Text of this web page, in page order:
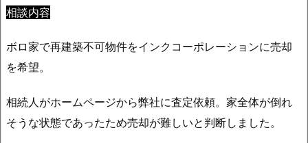
相談内容
ボロ家で再建築不可物件をインクコーポレーションに売却
を希望。
相続人がホームページから弊社に査定依頼。家全体が倒れ
そうな状態であったため売却が難しいと判断しました。